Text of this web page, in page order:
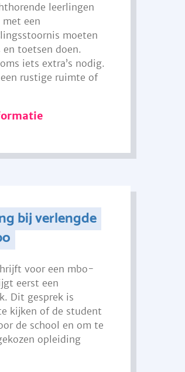
leerlingen
een
moeten
en toetsen doen.
iets extra’s nodig.
rustige ruimte of
bij verlengde
voor een mbo-
eerst een
Dit gesprek is
kijken of de student
de school en om te
opleiding